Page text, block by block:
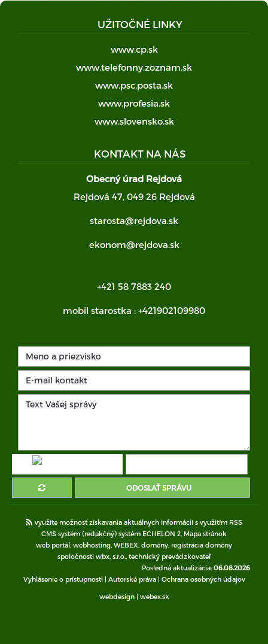
UŽITOČNÉ LINKY
www.cp.sk
www.telefonny.zoznam.sk
www.psc.posta.sk
www.profesia.sk
www.slovensko.sk
KONTAKT NA NÁS
Obecný úrad Rejdová
Rejdová 47, 049 26 Rejdová
starosta@rejdova.sk
ekonom@rejdova.sk
+421 58 7883 240
mobil starostka : +421902109980
ODOSLAŤ SPRÁVU
využite možnosť získavania aktuálnych informácií s využitím RSS
CMS systém (redakčný) systém ECHELON 2, Mapa stránok
web portál webhosting WEBEX domény registrácia domény
spoločnosti wbx, s.r.o., technický prevádzkovateľ
Posledná aktualizácia: 06.08.2026
Vyhlásenie o prístupnosti| Autorské práva| Ochrana osobných údajov
webdesign| webex.sk